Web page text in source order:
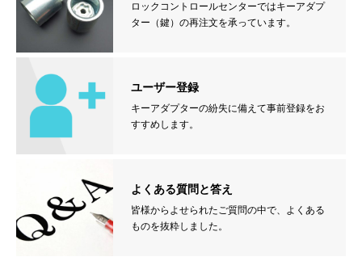
ロックコントロールセンターではキーアダプ
ター（鍵）の再注文を承っています。
ユーザー登録
キーアダプターの紛失に備えて事前登録をお
すすめします。
よくある質問と答え
皆様からよせられたご質問の中で、よくある
ものを抜粋しました。